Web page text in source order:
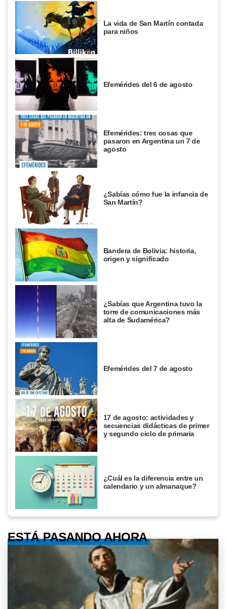
La vida de San Martín contada
para niños
Efemérides del 6 de agosto
Efemérides: tres cosas que
pasaron en Argentina un 7 de
agosto
¿Sabías cómo fue la infancia de
San Martín?
Bandera de Bolivia: historia,
origen y significado
¿Sabías que Argentina tuvo la
torre de comunicaciones más
alta de Sudamérica?
Efemérides del 7 de agosto
17 de agosto: actividades y
secuencias didácticas de primer
y segundo ciclo de primaria
¿Cuál es la diferencia entre un
calendario y un almanaque?
ESTÁ PASANDO AHORA